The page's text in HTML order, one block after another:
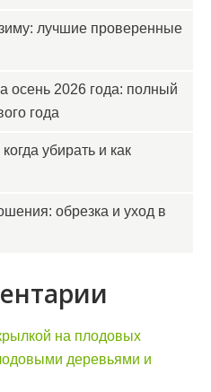
лучшие проверенные
осень 2026 года: полный
года
убирать и как
обрезка и уход в
на плодовых
деревьями и